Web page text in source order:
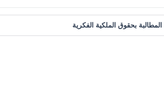
المطالبة بحقوق الملكية الفكرية